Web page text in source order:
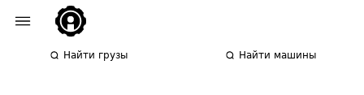
Найти грузы Найти машины